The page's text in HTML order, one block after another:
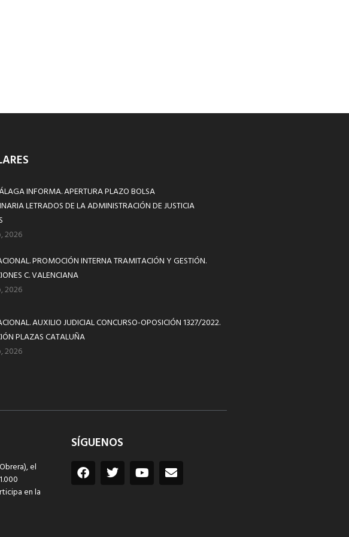
INFORMA. APERTURA PLAZO BOLSA
LETRADOS DE LA ADMINISTRACIÓN DE JUSTICIA
2026
PROMOCIÓN INTERNA TRAMITACIÓN Y GESTIÓN.
C. VALENCIANA
2026
AUXILIO JUDICIAL CONCURSO-OPOSICIÓN 1327/2022.
PLAZAS CATALUÑA
2026
el
en la
SÍGUENOS